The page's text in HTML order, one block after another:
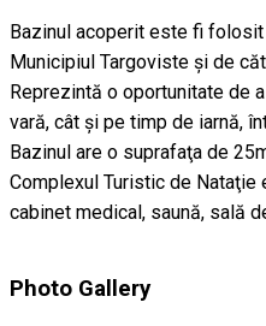
Bazinul acoperit este fi
Municipiul Targoviste și de
Reprezintă o oportunitate de
vară, cât și pe timp de iarnă,
Bazinul are o suprafaţa de
Complexul Turistic de
cabinet medical, saună, sală
Photo Gallery